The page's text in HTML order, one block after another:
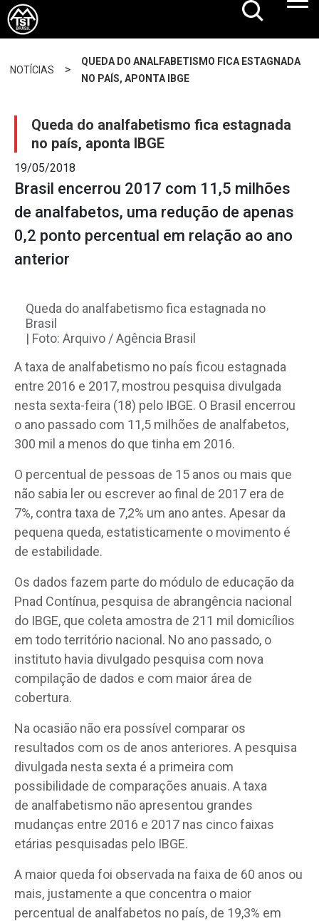
NOTÍCIAS >
QUEDA DO ANALFABETISMO FICA ESTAGNADA
NO PAÍS, APONTA IBGE
Queda do analfabetismo fica estagnada
no país, aponta IBGE
19/05/2018
Brasil encerrou 2017 com 11,5 milhões
de analfabetos, uma redução de apenas
0,2 ponto percentual em relação ao ano
anterior
Queda do analfabetismo fica estagnada no
Brasil
| Foto: Arquivo / Agência Brasil
A taxa de analfabetismo no país ficou estagnada
entre 2016 e 2017, mostrou pesquisa divulgada
nesta sexta-feira (18) pelo IBGE. O Brasil encerrou
o ano passado com 11,5 milhões de analfabetos,
300 mil a menos do que tinha em 2016.
O percentual de pessoas de 15 anos ou mais que
não sabia ler ou escrever ao final de 2017 era de
7%, contra taxa de 7,2% um ano antes. Apesar da
pequena queda, estatisticamente o movimento é
de estabilidade.
Os dados fazem parte do módulo de educação da
Pnad Contínua, pesquisa de abrangência nacional
do IBGE, que coleta amostra de 211 mil domicílios
em todo território nacional. No ano passado, o
instituto havia divulgado pesquisa com nova
compilação de dados e com maior área de
cobertura.
Na ocasião não era possível comparar os
resultados com os de anos anteriores. A pesquisa
divulgada nesta sexta é a primeira com
possibilidade de comparações anuais. A taxa
de analfabetismo não apresentou grandes
mudanças entre 2016 e 2017 nas cinco faixas
etárias pesquisadas pelo IBGE.
A maior queda foi observada na faixa de 60 anos ou
mais, justamente a que concentra o maior
percentual de analfabetos no país, de 19,3% em